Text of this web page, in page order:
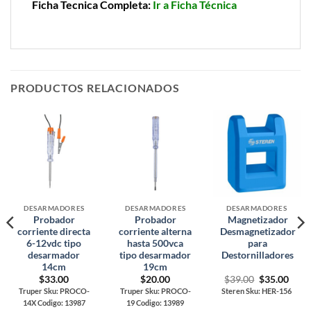
Ficha Tecnica Completa: Ir a Ficha Técnica
PRODUCTOS RELACIONADOS
DESARMADORES
Probador
corriente directa
6-12vdc tipo
desarmador
14cm
$33.00
Truper Sku: PROCO-
14X Codigo: 13987
DESARMADORES
Probador
corriente alterna
hasta 500vca
tipo desarmador
19cm
$20.00
Truper Sku: PROCO-
19 Codigo: 13989
DESARMADORES
Magnetizador
Desmagnetizador
para
Destornilladores
$39.00 Original
price
was:
$35.00
price
is:
Steren Sku: HER-156